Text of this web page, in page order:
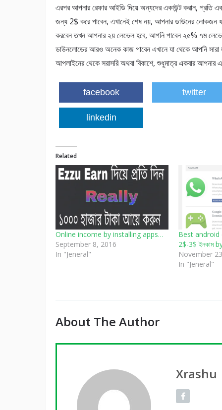
এরপর আপনার রেফার আইডি দিয়ে অন্যদের একাউন্ট করান, প্রতি
জন্য 2$ করে পাবেন, এখানেই শেষ নয়, আপনার ডাউনের লোকজন
করবেন তখন আপনার ২য় লেভেল হবে, আপনি পাবেন ২৫% ৭ম
ডাউনলোডের আরও অনেক কাজ পাবেন এখানে যা থেকে আপনি
আপলাইনের থেকে সরাসরি অথবা বিকাশে, শুধুমাত্র একবার
facebook twitter
linkedin
Related
Online income by installing apps…
September 8, 2016
In "Jeneral"
Best android
2$-3$ ইনকাম
November
In "Jeneral"
About The Author
Xrashu